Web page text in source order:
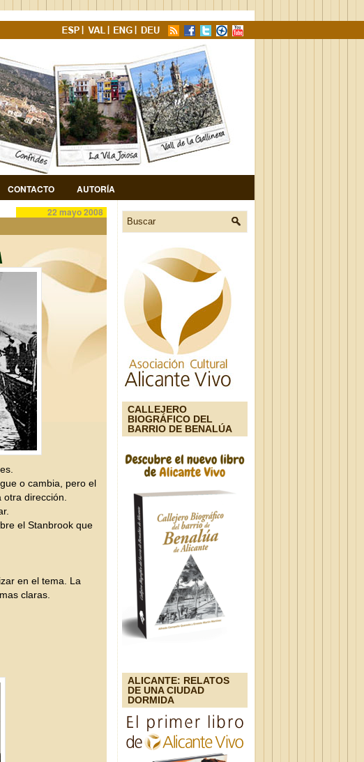
CONTACTO AUTORÍA
22 mayo 2008
o cambia, pero el
dirección.
el Stanbrook que
en el tema. La
claras.
CALLEJERO
BIOGRÁFICO DEL
BARRIO DE BENALÚA
ALICANTE: RELATOS
DE UNA CIUDAD
DORMIDA